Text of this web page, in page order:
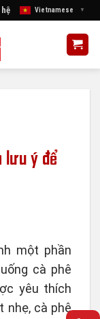
Vietnamese ▼
lưu ý để
một phần
cà phê
yêu thích
nhẹ, cà phê